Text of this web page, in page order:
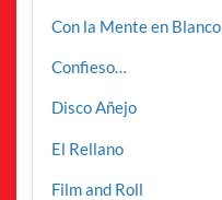
Con la Mente en Blanco
Confieso…
Disco Añejo
El Rellano
Film and Roll